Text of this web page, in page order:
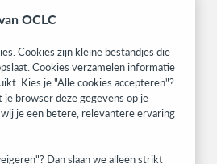
research, events, and much more—
OCLC
Cookies zijn kleine bestandjes die
Cookies verzamelen informatie
Kies je "Alle cookies accepteren"?
je browser deze gegevens op je
je een betere, relevantere ervaring
Dan slaan we alleen strikt